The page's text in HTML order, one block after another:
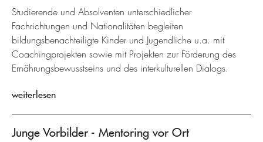
Studierende und Absolventen unterschiedlicher
Fachrichtungen und Nationalitäten begleiten
bildungsbenachteiligte Kinder und Jugendliche u.a. mit
Coachingprojekten sowie mit Projekten zur Förderung des
Ernährungsbewusstseins und des interkulturellen Dialogs.
weiterlesen
Junge Vorbilder - Mentoring vor Ort